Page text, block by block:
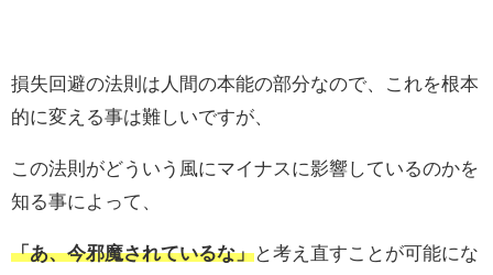
損失回避の法則は人間の本能の部分なので、これを根本
的に変える事は難しいですが、
この法則がどういう風にマイナスに影響しているのかを
知る事によって、
「あ、今邪魔されているな」と考え直すことが可能にな